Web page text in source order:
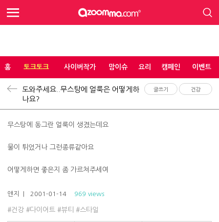
홈 토크토크 사이버작가 맘이슈 요리 캠페인 이벤트
도와주세요..무스탕에 얼룩은 어떻게하
나요?
글쓰기 건강
무스탕에 동그란 얼룩이 생겼는데요
물이 튀었거나 그런종류같아요
어떻게하면 좋은지 좀 가르쳐주세여
앤지 | 2001-01-14 969 views
#건강 #다이어트 #뷰티 #스타일